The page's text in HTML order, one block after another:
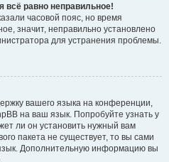
всё равно неправильное!
часовой пояс, но время
значит, неправильно установлено
для устранения проблемы.
вашего языка на конференции,
на ваш язык. Попробуйте узнать у
ли он установить нужный вам
пакета не существует, то вы сами
Дополнительную информацию вы